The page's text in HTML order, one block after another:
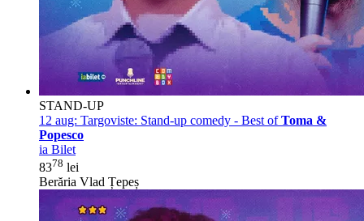
STAND-UP
12 aug: Targoviste: Stand-up comedy - Best ofToma &
Popesco
ia Bilet
8378 lei
Berăria Vlad Țepeș